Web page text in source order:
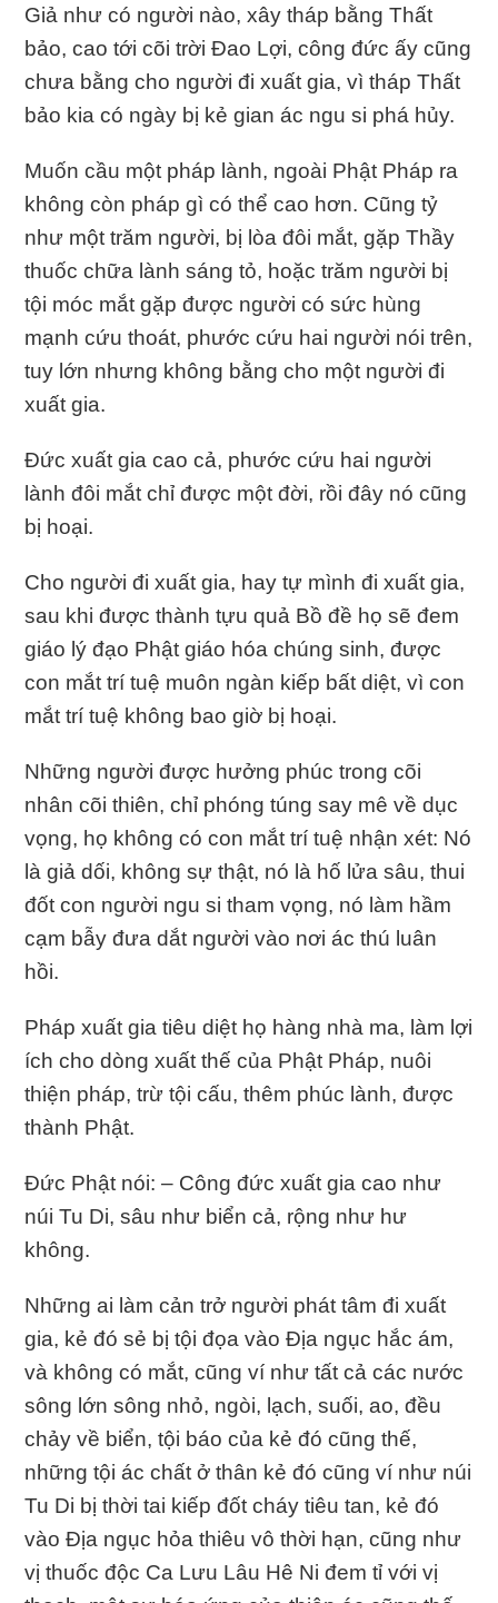
Giả như có người nào, xây tháp bằng Thất
bảo, cao tới cõi trời Đao Lợi, công đức ấy cũng
chưa bằng cho người đi xuất gia, vì tháp Thất
bảo kia có ngày bị kẻ gian ác ngu si phá hủy.
Muốn cầu một pháp lành, ngoài Phật Pháp ra
không còn pháp gì có thể cao hơn. Cũng tỷ
như một trăm người, bị lòa đôi mắt, gặp Thầy
thuốc chữa lành sáng tỏ, hoặc trăm người bị
tội móc mắt gặp được người có sức hùng
mạnh cứu thoát, phước cứu hai người nói trên,
tuy lớn nhưng không bằng cho một người đi
xuất gia.
Đức xuất gia cao cả, phước cứu hai người
lành đôi mắt chỉ được một đời, rồi đây nó cũng
bị hoại.
Cho người đi xuất gia, hay tự mình đi xuất gia,
sau khi được thành tựu quả Bồ đề họ sẽ đem
giáo lý đạo Phật giáo hóa chúng sinh, được
con mắt trí tuệ muôn ngàn kiếp bất diệt, vì con
mắt trí tuệ không bao giờ bị hoại.
Những người được hưởng phúc trong cõi
nhân cõi thiên, chỉ phóng túng say mê về dục
vọng, họ không có con mắt trí tuệ nhận xét: Nó
là giả dối, không sự thật, nó là hố lửa sâu, thui
đốt con người ngu si tham vọng, nó làm hầm
cạm bẫy đưa dắt người vào nơi ác thú luân
hồi.
Pháp xuất gia tiêu diệt họ hàng nhà ma, làm lợi
ích cho dòng xuất thế của Phật Pháp, nuôi
thiện pháp, trừ tội cấu, thêm phúc lành, được
thành Phật.
Đức Phật nói: – Công đức xuất gia cao như
núi Tu Di, sâu như biển cả, rộng như hư
không.
Những ai làm cản trở người phát tâm đi xuất
gia, kẻ đó sẻ bị tội đọa vào Địa ngục hắc ám,
và không có mắt, cũng ví như tất cả các nước
sông lớn sông nhỏ, ngòi, lạch, suối, ao, đều
chảy về biển, tội báo của kẻ đó cũng thế,
những tội ác chất ở thân kẻ đó cũng ví như núi
Tu Di bị thời tai kiếp đốt cháy tiêu tan, kẻ đó
vào Địa ngục hỏa thiêu vô thời hạn, cũng như
vị thuốc độc Ca Lưu Lâu Hê Ni đem tỉ với vị